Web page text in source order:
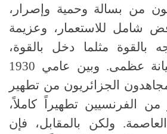
من بسالة وحمية وإصرار،
شامل للاستعمار، وعزيمة
بالقوة مثلما دخل بالقوة،
واعتبار مهادنته خيانة عظمى. وبين عامي 1930
المجاهدون الجزائريون من تطهير
من الفرنسيين تطهيراً كاملاً،
العاصمة. ولكن بالمقابل، فإن